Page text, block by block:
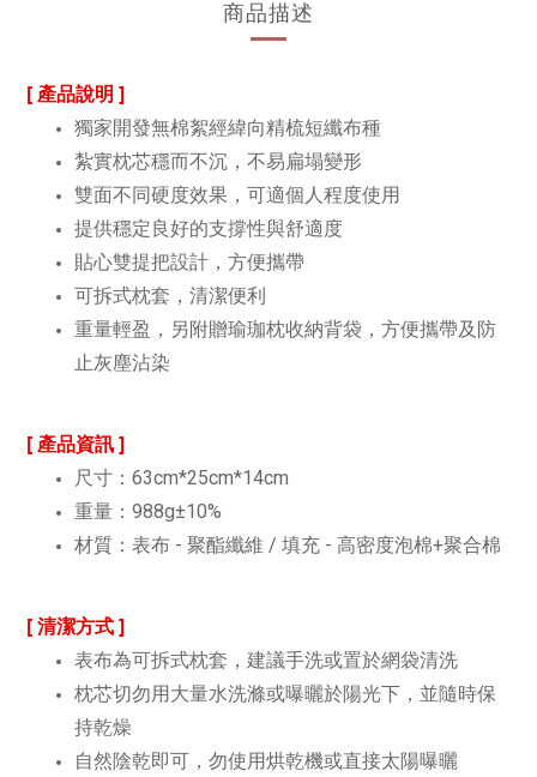
商品描述
[ 產品說明 ]
獨家開發無棉絮經緯向精梳短纖布種
紮實枕芯穩而不沉，不易扁塌變形
雙面不同硬度效果，可適個人程度使用
提供穩定良好的支撐性與舒適度
貼心雙提把設計，方便攜帶
可拆式枕套，清潔便利
重量輕盈，另附贈瑜珈枕收納背袋，方便攜帶及防
止灰塵沾染
[ 產品資訊 ]
尺寸：63cm*25cm*14cm
重量：988g±10%
材質：表布 - 聚酯纖維 / 填充 - 高密度泡棉+聚合棉
[ 清潔方式 ]
表布為可拆式枕套，建議手洗或置於網袋清洗
枕芯切勿用大量水洗滌或曝曬於陽光下，並隨時保
持乾燥
自然陰乾即可，勿使用烘乾機或直接太陽曝曬